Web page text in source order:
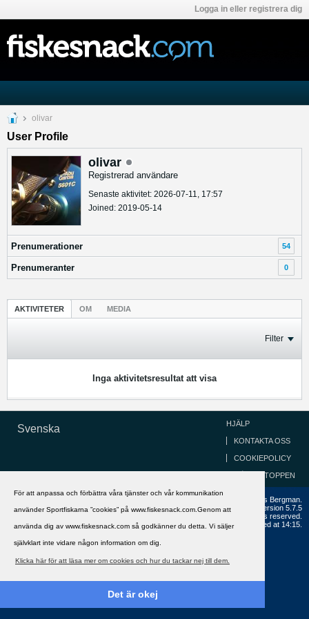
För att anpassa och förbättra våra tjänster och vår kommunikation
använder Sportfiskarna ”cookies” på www.fiskesnack.com.Genom att
använda dig av www.fiskesnack.com så godkänner du detta. Vi säljer
självklart inte vidare någon information om dig.
Klicka här för att läsa mer om cookies och hur du tackar nej till dem.
Det är okej
Logga in eller registrera dig
olivar
User Profile
olivar
Registrerad användare
Senaste aktivitet: 2026-07-11, 17:57
Joined: 2019-05-14
Prenumerationer 54
Prenumeranter 0
AKTIVITETER OM MEDIA
Filter
Inga aktivitetsresultat att visa
Svenska HJÄLP
KONTAKTA OSS
COOKIEPOLICY
GÅ TILL TOPPEN
Copyright ©2002 - 2021, FiskeSnack.com. Grundad 2002 av Anders Bergman.
Powered byvBulletin®
Version 5.7.5
Copyright © 2026 MH Sub I, LLC dba vBulletin. All rights reserved.
All times are GMT+1. This page was generated at 14:15.